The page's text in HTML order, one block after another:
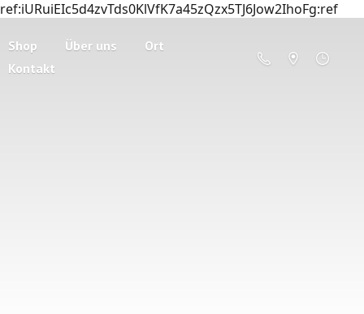
ref:iURuiEIc5d4zvTds0KlVfK7a45zQzx5TJ6Jow2IhoFg:ref
Shop Über uns
Ort
Kontakt